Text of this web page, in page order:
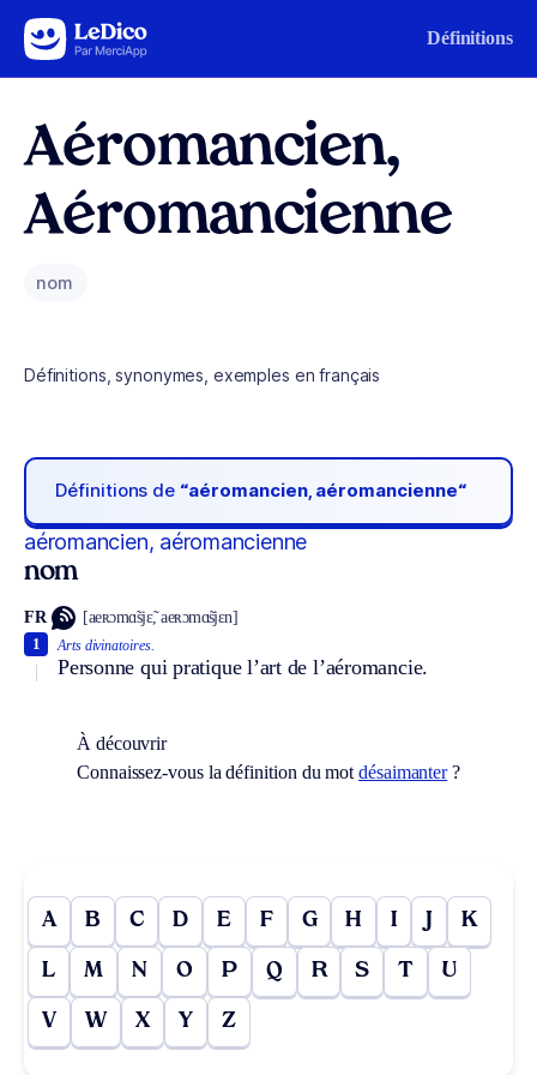
Aller au contenu Définitions
Aéromancien,
Aéromancienne
nom
Définitions, synonymes, exemples en français
Définitions de “aéromancien, aéromancienne“
aéromancien, aéromancienne
nom
FR [aeʀɔmɑ̃sjɛ̃, aeʀɔmɑ̃sjɛn]
Arts divinatoires.
Personne qui pratique l’art de l’aéromancie.
1
À découvrir
Connaissez-vous la définition du motdésaimanter?
A B C D E F G H I J K
L M N O P Q R S T U
V W X Y Z